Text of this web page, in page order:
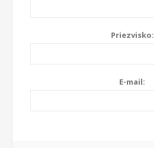
Priezvisko:
E-mail: